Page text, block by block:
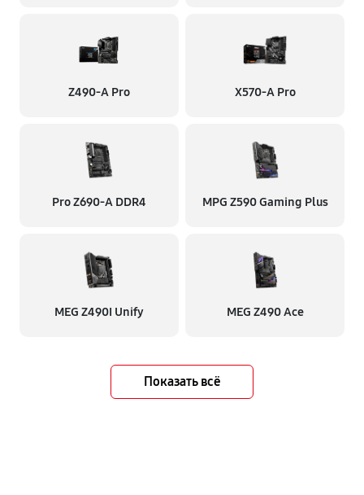
Z490-A Pro X570-A Pro
Pro Z690-A DDR4 MPG Z590 Gaming Plus
MEG Z490I Unify MEG Z490 Ace
Показать всё